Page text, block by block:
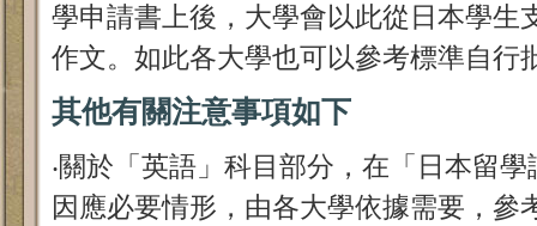
學申請書上後，大學會以此從日本學生
作文。如此各大學也可以參考標準自行
其他有關注意事項如下
‧關於「英語」科目部分，在「日本留
因應必要情形，由各大學依據需要，參